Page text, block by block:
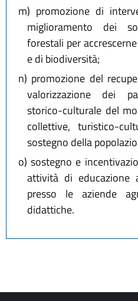
m) promozione di
miglioramento dei
forestali per
e di biodiversità;
n) promozione del
valorizzazione dei
storico-culturale del
collettive, turistico-
sostegno della
o) sostegno e
attività di educazione
presso le aziende
didattiche.